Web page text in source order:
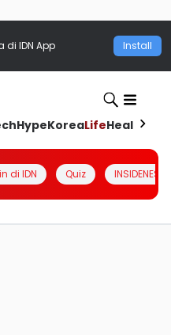
di IDN App Install
HypeKoreaLifeHealth
di IDN Quiz INSIDENESIA